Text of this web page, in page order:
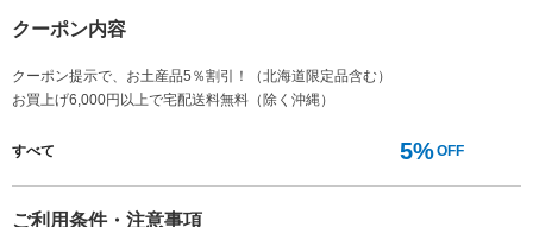
クーポン内容
クーポン提示で、お土産品5％割引！（北海道限定品含む）
お買上げ6,000円以上で宅配送料無料（除く沖縄）
すべて 5%OFF
ご利用条件・注意事項